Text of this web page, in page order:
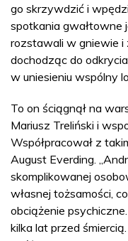
go skrzywdzić i
spotkania gwałtowne
rozstawali w gniewie i
dochodząc do
w uniesieniu wspólny
To on ściągnął na
Mariusz Treliński i
Współpracował z
August Everding.
skomplikowanej
własnej tożsamości,
obciążenie
kilka lat przed